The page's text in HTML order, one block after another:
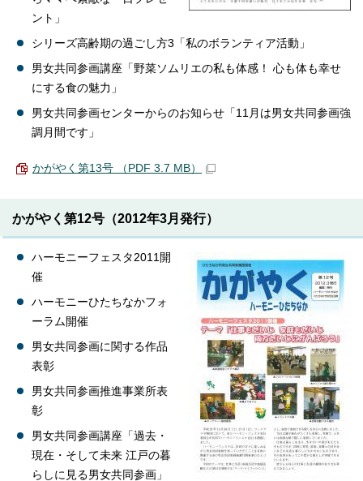
ント」
シリーズ高齢期の過ごし方3「私のボランティア活動」
男女共同参画講座「野菜ソムリエの私も体感！ 心も体も幸せ
にする食の魅力」
男女共同参画センターからのお知らせ「11月は男女共同参画強
調月間です」
かがやく第13号 （PDF 3.7 MB）
かがやく第12号（2012年3月発行）
ハーモニーフェスタ2011開
催
ハーモニーひたちなかフォ
ーラム開催
男女共同参画に関する作品
表彰
男女共同参画推進事業所表
彰
男女共同参画講座「過去・
現在・そして未来 江戸の暮
らしに見る男女共同参画」